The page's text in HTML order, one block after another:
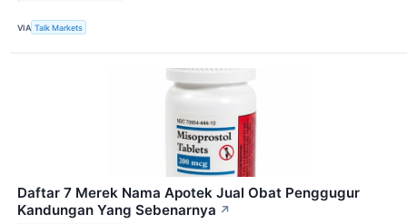
VIA Talk Markets
Daftar 7 Merek Nama Apotek Jual Obat Penggugur
Kandungan Yang Sebenarnya ↗